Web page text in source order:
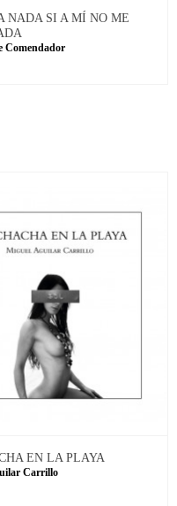
NADA SI A MÍ NO ME
Comendador
EN LA PLAYA
Carrillo